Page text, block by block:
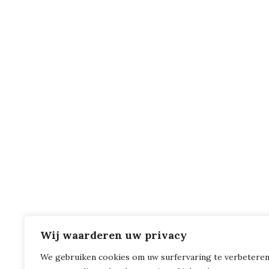
Wij waarderen uw privacy
We gebruiken cookies om uw surfervaring te